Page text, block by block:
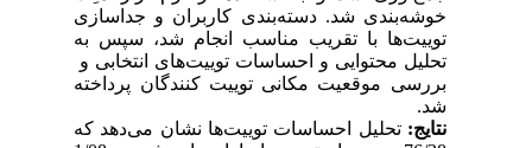
خوشه‌بندی ‌شد. دسته‌بندی کاربران و جداسازی
توییت‌ها با تقریب مناسب انجام شد، سپس به
تحلیل محتوایی و احساسات توییت‌های انتخابی و
بررسی موقعیت مکانی توییت کنندگان پرداخته
شد.
نتایج:تحلیل احساسات توییت‌ها نشان‌ می‌دهد که